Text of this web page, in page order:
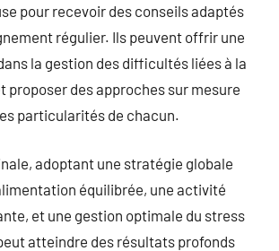
pour recevoir des conseils adaptés
régulier. Ils peuvent offrir une
la gestion des difficultés liées à la
proposer des approches sur mesure
particularités de chacun.
adoptant une stratégie globale
équilibrée, une activité
et une gestion optimale du stress
atteindre des résultats profonds